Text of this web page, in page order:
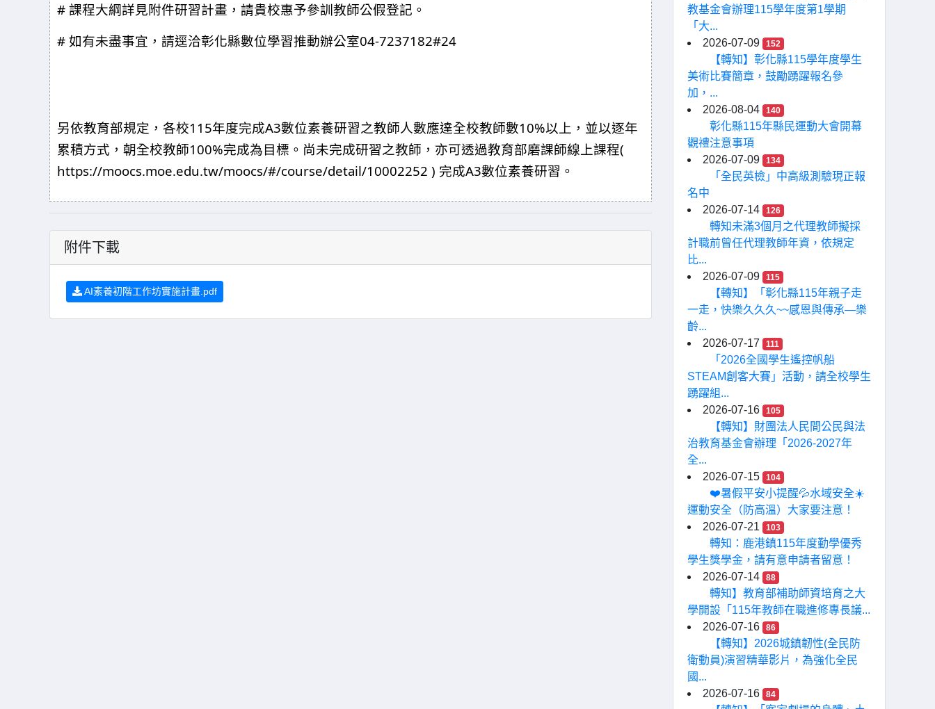
# 課程大綱詳見附件研習計畫，請貴校惠予參訓教師公假登記。
# 如有未盡事宜，請逕洽彰化縣數位學習推動辦公室04-7237182#24
另依教育部規定，各校115年度完成A3數位素養研習之教師人數應達全校教師數10%以上，並以逐年
累積方式，朝全校教師100%完成為目標。尚未完成研習之教師，亦可透過教育部磨課師線上課程(
https://moocs.moe.edu.tw/moocs/#/course/detail/10002252 ) 完成A3數位素養研習。
附件下載
AI素養初階工作坊實施計畫.pdf
教基金會辦理115學年度第1學期
「大...
2026-07-09
152
【轉知】彰化縣115學年度學生
美術比賽簡章，鼓勵踴躍報名參
加，...
2026-08-04
140
彰化縣115年縣民運動大會開幕
觀禮注意事項
2026-07-09
134
「全民英檢」中高級測驗現正報
名中
2026-07-14
126
轉知未滿3個月之代理教師擬採
計職前曾任代理教師年資，依規定
比...
2026-07-09
115
【轉知】「彰化縣115年親子走
一走，快樂久久久~~感恩與傳承—樂
齡...
2026-07-17
111
「2026全國學生遙控帆船
STEAM創客大賽」活動，請全校學生
踴躍組...
2026-07-16
105
【轉知】財團法人民間公民與法
治教育基金會辦理「2026-2027年
全...
2026-07-15
104
❤️暑假平安小提醒💦水域安全☀️
運動安全（防高溫）大家要注意！
2026-07-21
103
轉知：鹿港鎮115年度勤學優秀
學生獎學金，請有意申請者留意！
2026-07-14
88
轉知】教育部補助師資培育之大
學開設「115年教師在職進修專長議...
2026-07-16
86
【轉知】2026城鎮韌性(全民防
衛動員)演習精華影片，為強化全民
國...
2026-07-16
84